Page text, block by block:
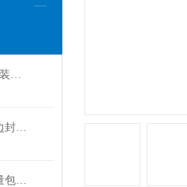
小型电子原件颗粒1-15克自动包装机厂家
小饰品颗粒1-5克全自动小型三边封智能包装机批发
1-5克干燥剂颗粒无纺布智能定量包装机价格